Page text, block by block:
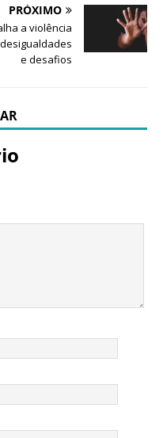
PRÓXIMO
a violência
e desafios